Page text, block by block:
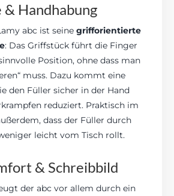
& Handhabung
abc ist seinegrifforientierte
: Das Griffstück führt die Finger
Position, ohne dass man
muss. Dazu kommt eine
den Füller sicher in der Hand
reduziert. Praktisch im
dass der Füller durch
leicht vom Tisch rollt.
& Schreibbild
der abc vor allem durch ein